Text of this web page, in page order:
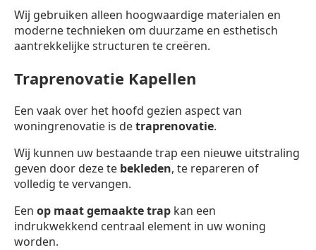
Wij gebruiken alleen hoogwaardige materialen en
moderne technieken om duurzame en esthetisch
aantrekkelijke structuren te creëren.
Traprenovatie Kapellen
Een vaak over het hoofd gezien aspect van
woningrenovatie is detraprenovatie.
Wij kunnen uw bestaande trap een nieuwe uitstraling
geven door deze te bekleden, te repareren of
volledig te vervangen.
Een op maat gemaakte trap kan een
indrukwekkend centraal element in uw woning
worden.